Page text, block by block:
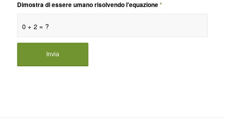
0 + 2 = ?
Dimostra di essere umano risolvendo l'equazione*